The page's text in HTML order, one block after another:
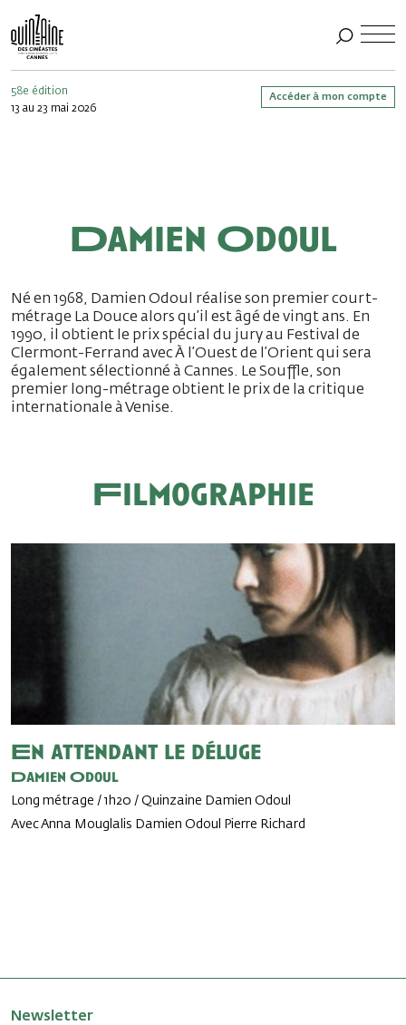
58e édition
13 au 23 mai 2026
Accéder à mon compte
Damien Odoul
Né en 1968, Damien Odoul réalise son premier court-
métrage La Douce alors qu’il est âgé de vingt ans. En
1990, il obtient le prix spécial du jury au Festival de
Clermont-Ferrand avec À l’Ouest de l’Orient qui sera
également sélectionné à Cannes. Le Souffle, son
premier long-métrage obtient le prix de la critique
internationale à Venise.
Filmographie
En attendant le déluge
Damien Odoul
Long métrage / 1h20 / Quinzaine Damien Odoul
Avec Anna Mouglalis Damien Odoul Pierre Richard
Newsletter